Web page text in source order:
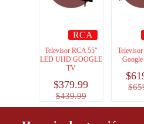
RCA
Televisor RCA 55″
LED UHD GOOGLE
TV
$439.99
$379.99 $
$